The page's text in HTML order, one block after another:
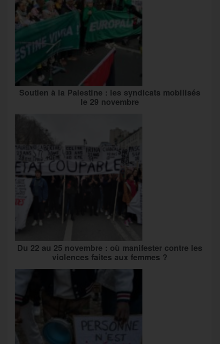
Soutien à la Palestine : les syndicats mobilisés
le 29 novembre
Du 22 au 25 novembre : où manifester contre les
violences faites aux femmes ?